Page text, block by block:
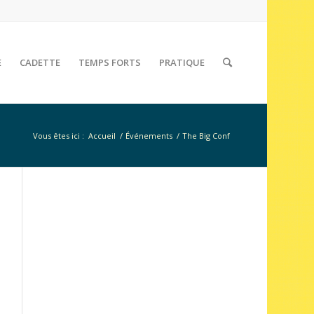
CADETTE TEMPS FORTS PRATIQUE
Vous êtes ici : Accueil / Événements / The Big Conf